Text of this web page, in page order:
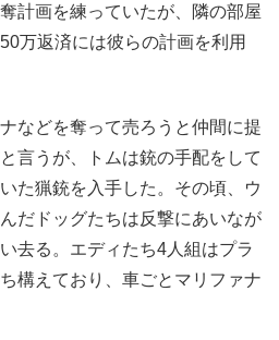
計画を練っていたが、隣の部屋
万返済には彼らの計画を利用
などを奪って売ろうと仲間に提
言うが、トムは銃の手配をして
た猟銃を入手した。その頃、ウ
だドッグたちは反撃にあいなが
去る。エディたち4人組はプラ
構えており、車ごとマリファナ